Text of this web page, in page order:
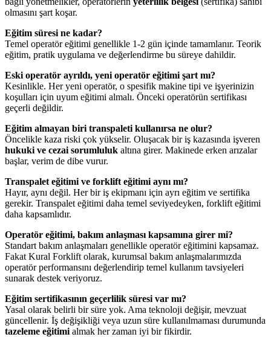
olmasını şart koşar.
Eğitim süresi ne kadar?
Temel operatör eğitimi genellikle 1-2 gün içinde tamamlanır. Teorik
eğitim, pratik uygulama ve değerlendirme bu süreye dahildir.
Eski operatör ayrıldı, yeni operatör eğitimi şart mı?
Kesinlikle. Her yeni operatör, o spesifik makine tipi ve işyerinizin
koşulları için uyum eğitimi almalı. Önceki operatörün sertifikası
geçerli değildir.
Eğitim almayan biri transpaleti kullanırsa ne olur?
Öncelikle kaza riski çok yükselir. Oluşacak bir iş kazasında işveren
hukuki ve cezai sorumluluk altına girer. Makinede erken arızalar
başlar, verim de dibe vurur.
Transpalet eğitimi ve forklift eğitimi aynı mı?
Hayır, aynı değil. Her bir iş ekipmanı için ayrı eğitim ve sertifika
gerekir. Transpalet eğitimi daha temel seviyedeyken, forklift eğitimi
daha kapsamlıdır.
Operatör eğitimi, bakım anlaşması kapsamına girer mi?
Standart bakım anlaşmaları genellikle operatör eğitimini kapsamaz.
Fakat Kural Forklift olarak, kurumsal bakım anlaşmalarımızda
operatör performansını değerlendirip temel kullanım tavsiyeleri
sunarak destek veriyoruz.
Eğitim sertifikasının geçerlilik süresi var mı?
Yasal olarak belirli bir süre yok. Ama teknoloji değişir, mevzuat
güncellenir. İş değişikliği veya uzun süre kullanılmaması durumunda
tazeleme eğitimi almak her zaman iyi bir fikirdir.